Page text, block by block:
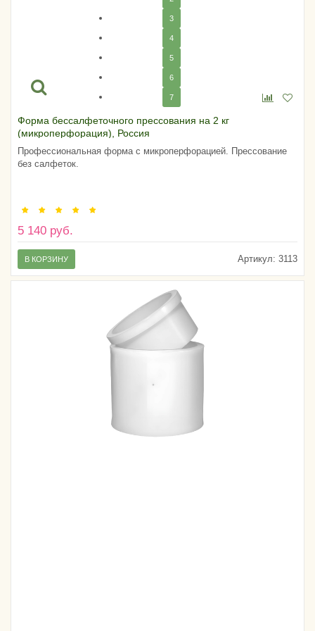
3
4
5
6
7
Форма бессалфеточного прессования на 2 кг
(микроперфорация), Россия
Профессиональная форма с микроперфорацией. Прессование
без салфеток.
5 140 руб.
Артикул: 3113
В КОРЗИНУ